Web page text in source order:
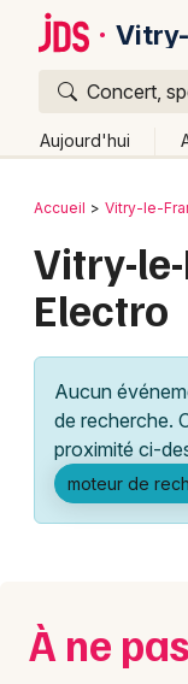
Concert,
Aujourd'hui
Publier un
Grands
Activité &
Manifestations
Foires & salons
Concerts
Bordeaux
Colmar
Lille
Lyon
Marseille
Mulhouse
Nice
Retour
Accueil Vitry-le-
Vitry-
Electro
Aucun
de recherche.
proximité ci-
moteur de
À ne
Quoi ?
Où ?
Champagne-
Changer de lieu
Aujourd'hui